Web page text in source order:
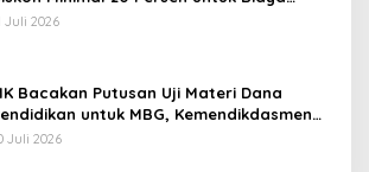
dan Kuliah
Juli 2026
Bacakan Putusan Uji Materi Dana
untuk MBG, Kemendikdasmen
Implikasi Putusan
Juli 2026